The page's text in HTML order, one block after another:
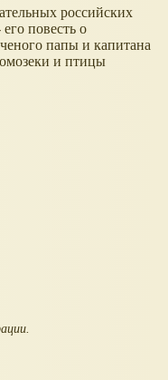
российских
повесть о
папы и капитана
и птицы